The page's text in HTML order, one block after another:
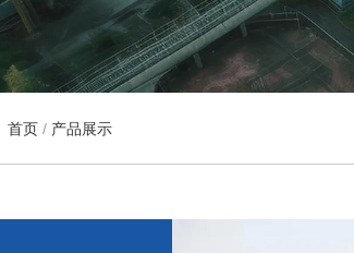
首页 / 产品展示